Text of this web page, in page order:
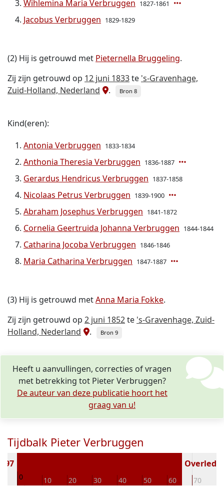
Wihlemina Maria Verbruggen 1827-1861
Jacobus Verbruggen 1829-1829
(2) Hij is getrouwd met Pieternella Bruggeling.
Zij zijn getrouwd op 12 juni 1833te 's-Gravenhage,
Zuid-Holland, Nederland
. Bron 8
Kind(eren):
Antonia Verbruggen 1833-1834
Anthonia Theresia Verbruggen 1836-1887
Gerardus Hendricus Verbruggen 1837-1858
Nicolaas Petrus Verbruggen 1839-1900
Abraham Josephus Verbruggen 1841-1872
Cornelia Geertruida Johanna Verbruggen 1844-1844
Catharina Jocoba Verbruggen 1846-1846
Maria Catharina Verbruggen 1847-1887
(3) Hij is getrouwd metAnna Maria Fokke.
Zij zijn getrouwd op 2 juni 1852te 's-Gravenhage, Zuid-
Holland, Nederland
. Bron 9
Heeft u aanvullingen, correcties of vragen
met betrekking tot Pieter Verbruggen?
De auteur van deze publicatie hoort het
graag van u!
Tijdbalk Pieter Verbruggen
0 10 20 30 40 50 60 70